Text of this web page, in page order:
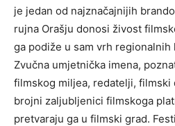
je jedan od najznačajnijih
rujna Orašju donosi živost
ga podiže u sam vrh regionalnih
Zvučna umjetnička imena,
filmskog miljea, redatelji, filmski
brojni zaljubljenici filmskoga
pretvaraju ga u filmski grad.